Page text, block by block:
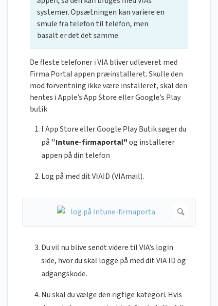
systemer. Opsætningen kan variere en
smule fra telefon til telefon, men
basalt er det det samme.
De fleste telefoner i VIA bliver udleveret med
Firma Portal appen præinstalleret. Skulle den
mod forventning ikke være installeret, skal den
hentes i Apple’s App Store eller Google’s Play
butik
I App Store eller Google Play Butik søger du
på ”Intune-firmaportal"og installerer
appen på din telefon
Log på med dit VIAID (VIAmail).
Du vil nu blive sendt videre til VIA’s login
side, hvor du skal logge på med dit VIA ID og
adgangskode.
Nu skal du vælge den rigtige kategori. Hvis